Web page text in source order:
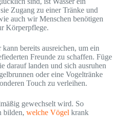
Zugang zu einer Tränke und
auch wir Menschen benötigen
Körperpflege.
bereits ausreichen, um ein
Freunde zu schaffen. Füge
darauf landen und sich ausruhen
oder eine Vogeltränke
Touch zu verleihen.
gewechselt wird. So
bilden, welche Vögel krank